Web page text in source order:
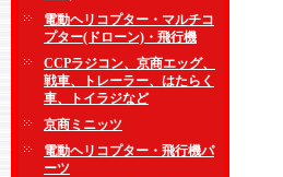
電動ヘリコプター・マルチコ
プター(ドローン)・飛行機
CCPラジコン、京商エッグ、
戦車、トレーラー、はたらく
車、トイラジなど
京商ミニッツ
電動ヘリコプター・飛行機パ
ーツ